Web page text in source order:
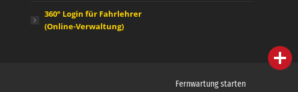
360° Login für Fahrlehrer
(Online-Verwaltung)
Fernwartung starten
campaign WERBEMATERIAL